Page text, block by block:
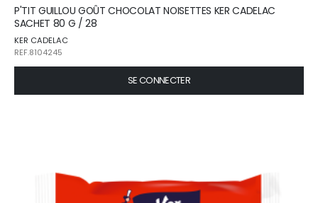
P'TIT GUILLOU GOÛT CHOCOLAT NOISETTES KER CADELAC
SACHET 80 G / 28
KER CADELAC
REF.8104245
SE CONNECTER